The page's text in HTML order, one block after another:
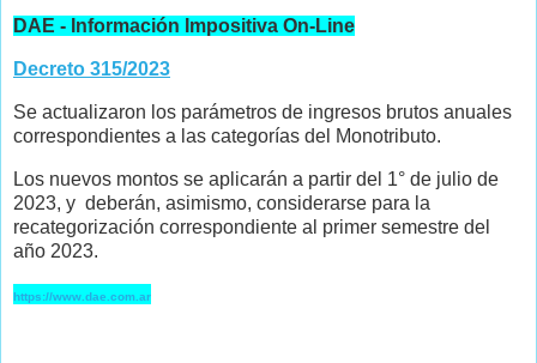
DAE - Información Impositiva On-Line
Decreto 315/2023
Se actualizaron los parámetros de ingresos brutos anuales
correspondientes a las categorías del Monotributo.
Los nuevos montos se aplicarán a partir del 1° de julio de
2023, y deberán, asimismo, considerarse para la
recategorización correspondiente al primer semestre del
año 2023.
https://www.dae.com.ar